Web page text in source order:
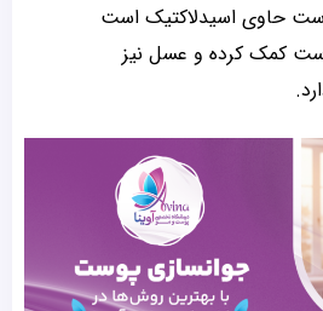
حاوی اسیدلاکتیک است
کمک کرده و عسل نیز